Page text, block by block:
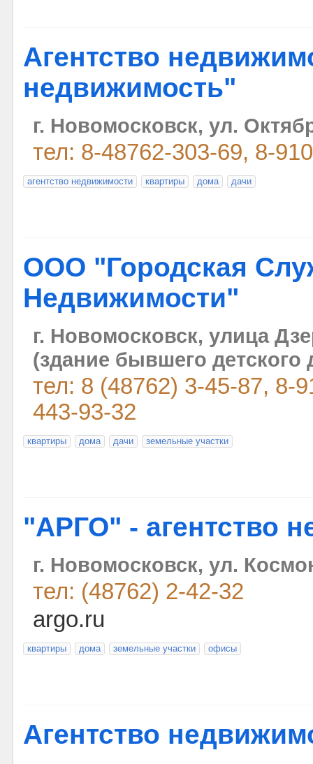
Агентство
недвижимость"
г. Новомосковск, ул.
тел: 8-48762-303-69, 8-
агентство недвижимости квартиры дома дачи
ООО "Городская
Недвижимости"
г. Новомосковск, улица
(здание бывшего детского
тел: 8 (48762) 3-45-87, 8-
443-93-32
квартиры дома дачи земельные участки
"АРГО" - агентство
г. Новомосковск, ул.
тел: (48762) 2-42-32
argo.ru
квартиры дома земельные участки офисы
Агентство